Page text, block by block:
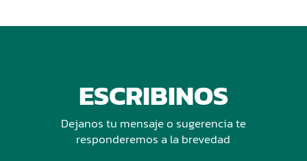
ESCRIBINOS
Dejanos tu mensaje o sugerencia te
responderemos a la brevedad